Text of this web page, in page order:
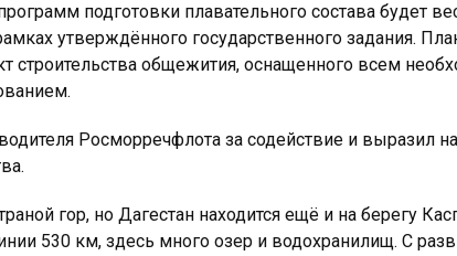
подготовки плавательного состава будет
утверждённого государственного задания.
строительства общежития, оснащенного всем
Росморречфлота за содействие и выразил
гор, но Дагестан находится ещё и на берегу
530 км, здесь много озер и водохранилищ. С